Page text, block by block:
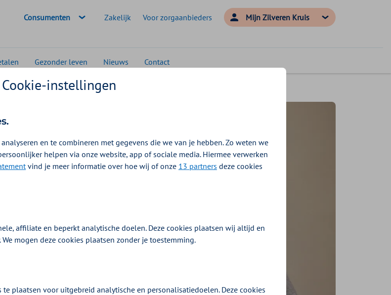
Geselecteerde doelgroep:
Consumenten Zakelijk Voor zorgaanbieders Mijn Zilveren Kruis
Gezonder leven Nieuws Contact
overspannen burnout en depressie
Cookie-instellingen
en te combineren met gegevens die we van je hebben. Zo weten we
helpen via onze website, app of sociale media. Hiermee verwerken
vind je meer informatie over hoe wij of onze 13 partners deze cookies
affiliate en beperkt analytische doelen. Deze cookies plaatsen wij altijd en
mogen deze cookies plaatsen zonder je toestemming.
plaatsen voor uitgebreid analytische en personalisatiedoelen. Deze cookies